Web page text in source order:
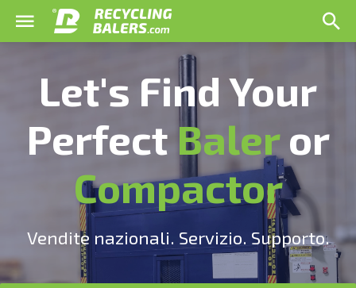
Let's Find Your
Perfect Baleror
Compactor
Vendite nazionali. Servizio. Supporto.